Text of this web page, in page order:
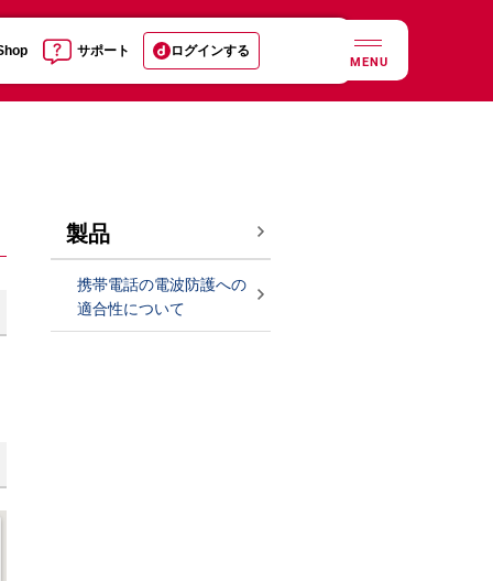
サポート ログインする
MENU
製品
携帯電話の電波防護への
適合性について